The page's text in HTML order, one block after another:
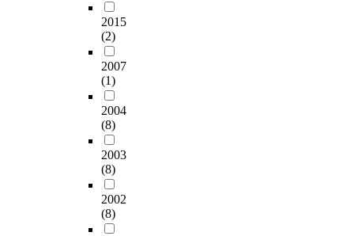
2015
(2)
2007
(1)
2004
(8)
2003
(8)
2002
(8)